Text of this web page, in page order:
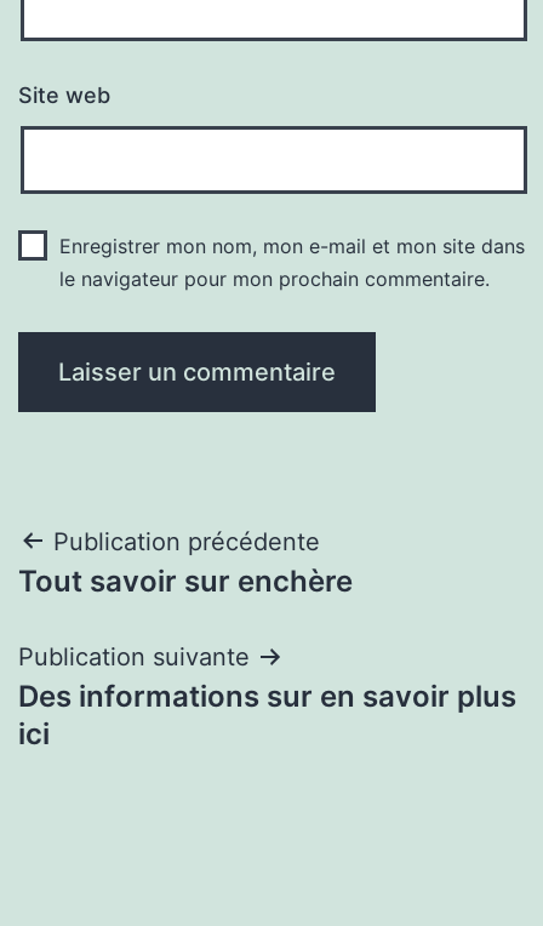
Site web
Enregistrer mon nom, mon e-mail et mon site dans
le navigateur pour mon prochain commentaire.
Navigation
de
l’article
Publication précédente
Tout savoir sur enchère
Publication suivante
Des informations sur en savoir plus
ici